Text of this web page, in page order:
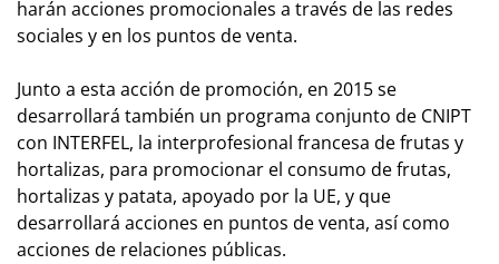
harán acciones promocionales a través de las redes
sociales y en los puntos de venta.
Junto a esta acción de promoción, en 2015 se
desarrollará también un programa conjunto de CNIPT
con INTERFEL, la interprofesional francesa de frutas y
hortalizas, para promocionar el consumo de frutas,
hortalizas y patata, apoyado por la UE, y que
desarrollará acciones en puntos de venta, así como
acciones de relaciones públicas.